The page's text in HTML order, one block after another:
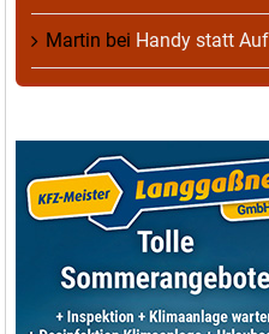
Martin bei Handy statt